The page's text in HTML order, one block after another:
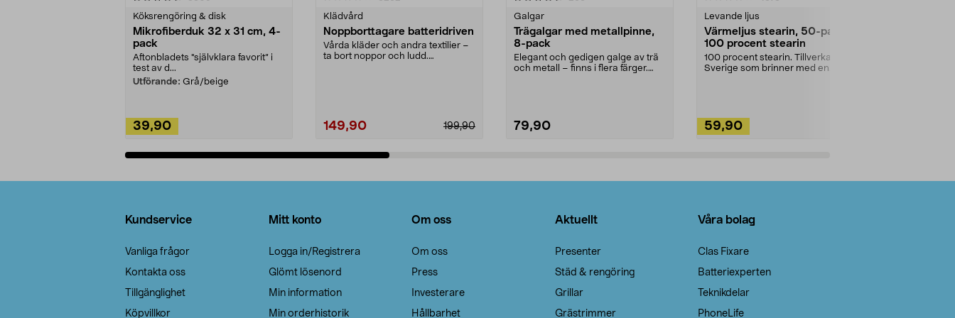
Köksrengöring & disk
Mikrofiberduk 32 x 31 cm, 4-
pack
Aftonbladets "självklara favorit” i
test av d...
Utförande: Grå/beige
39,90
Klädvård
Noppborttagare batteridriven
Vårda kläder och andra textilier –
ta bort noppor och ludd.
199,90
149,90
Galgar
Trägalgar med metallpinne,
8-pack
Elegant och gedigen galge av trä
och metall – finns i flera färger.
79,90
Levande ljus
Värmeljus stearin, 50-pack,
100 procent stearin
100 procent stearin. Tillverkade i
Sverige som brinner med en
59,90
Kundservice
Vanliga frågor
Kontakta oss
Tillgänglighet
Köpvillkor
Mitt konto
Logga in/Registrera
Glömt lösenord
Min information
Min orderhistorik
Om oss
Om oss
Press
Investerare
Hållbarhet
Aktuellt
Presenter
Städ & rengöring
Grillar
Grästrimmer
Våra bolag
Clas Fixare
Batteriexperten
Teknikdelar
PhoneLife